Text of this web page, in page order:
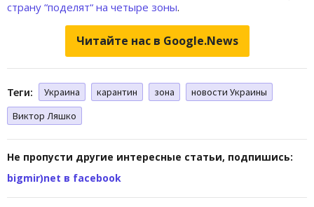
страну “поделят“ на четыре зоны.
Читайте нас в Google.News
Теги: Украина карантин зона
новости Украины
Виктор Ляшко
Не пропусти другие интересные статьи, подпишись:
bigmir)net в facebook